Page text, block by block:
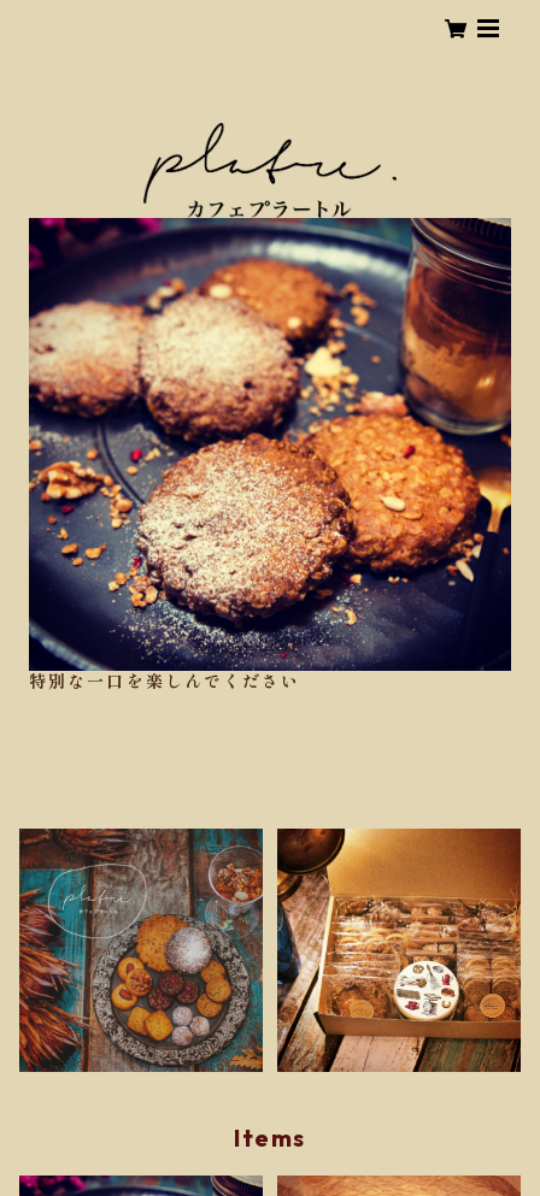
特別な一口を楽しんでください
Items